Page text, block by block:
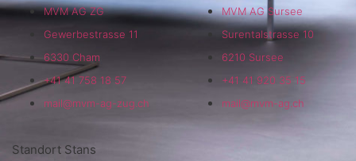
MVM AG ZG
Gewerbestrasse 11
6330 Cham
+41 41 758 18 57
mail@mvm-ag-zug.ch
MVM AG Sursee
Surentalstrasse 10
6210 Sursee
+41 41 920 35 15
mail@mvm-ag.ch
Standort Stans